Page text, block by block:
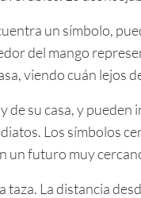
un símbolo,
del mango
viendo cuán lejos
de su casa, y pueden
Los símbolos
un futuro muy
taza. La distancia